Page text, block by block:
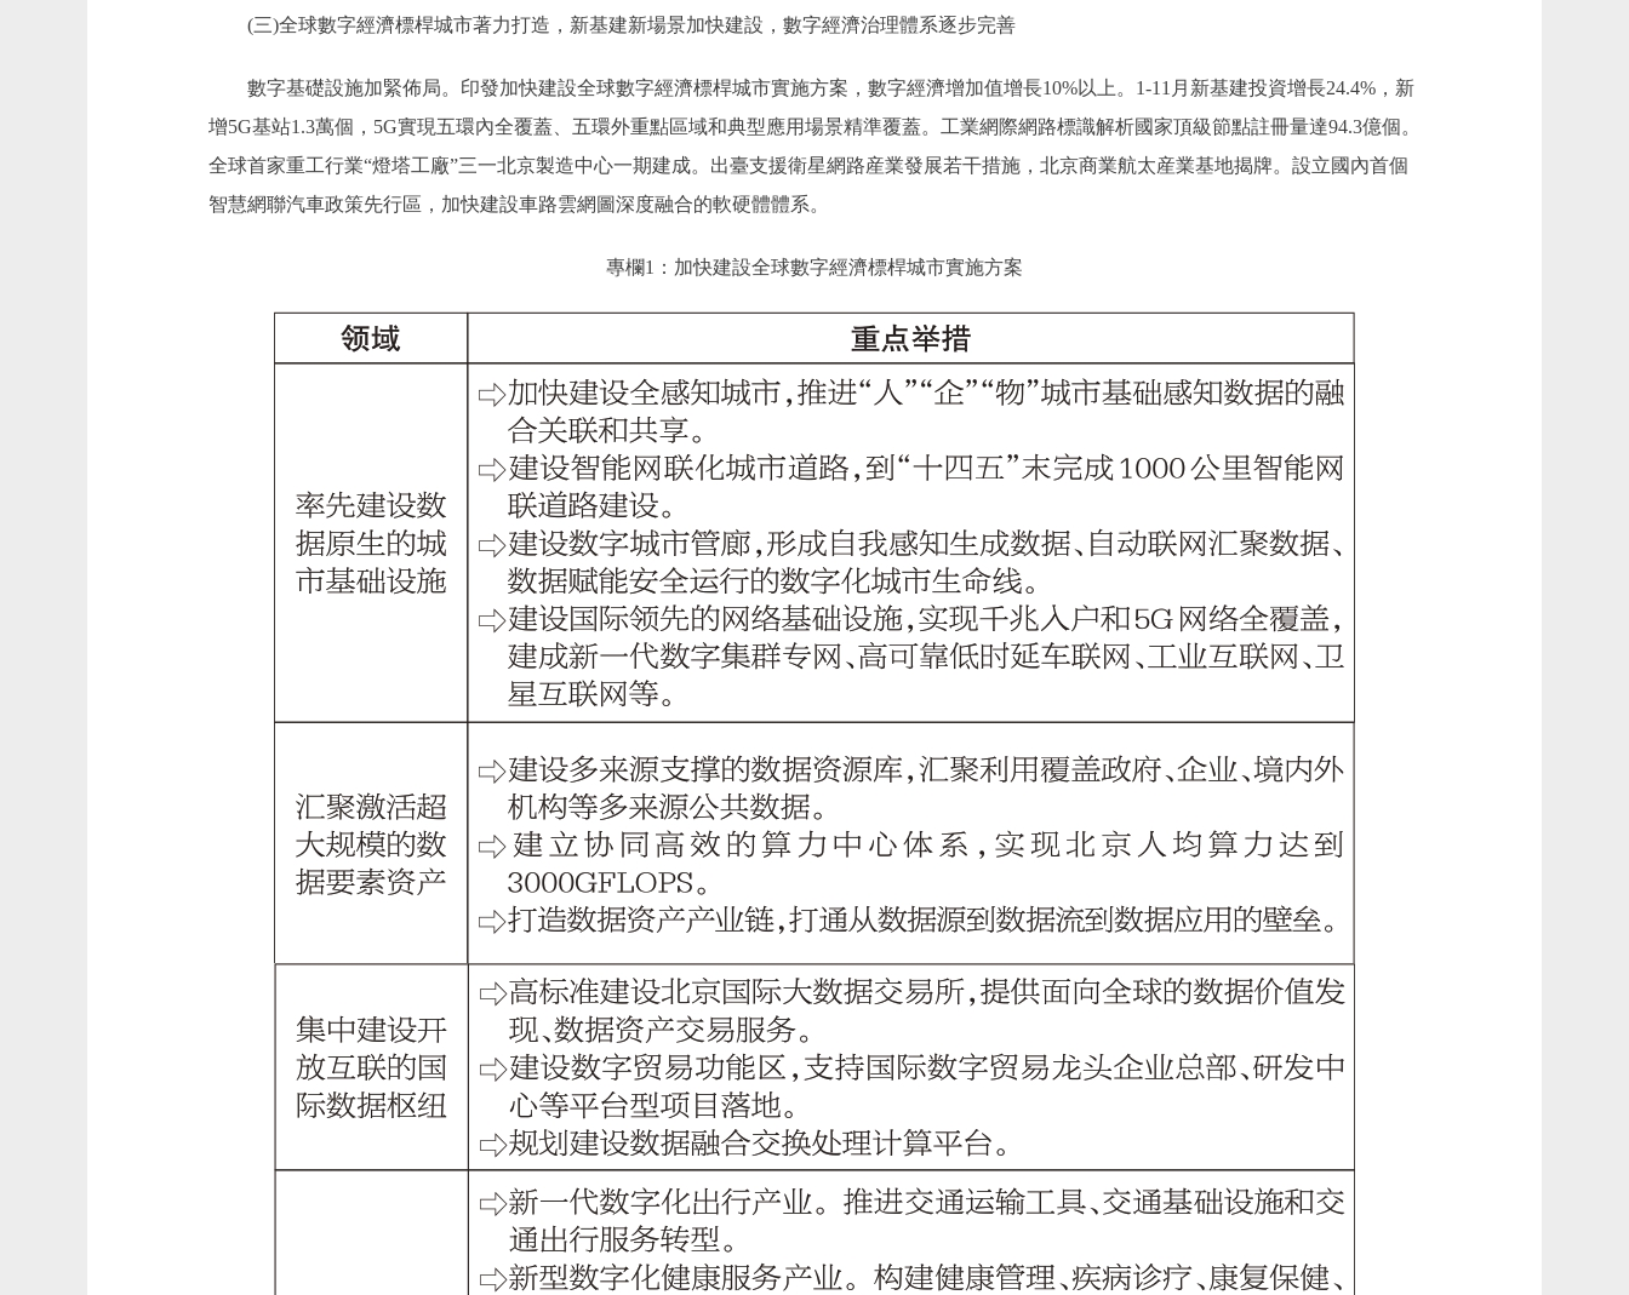
(三)全球數字經濟標桿城市著力打造，新基建新場景加快建設，數字經濟治理體系逐步完善
數字基礎設施加緊佈局。印發加快建設全球數字經濟標桿城市實施方案，數字經濟增加值增長10%以上。1-11月新基建投資增長24.4%，新
增5G基站1.3萬個，5G實現五環內全覆蓋、五環外重點區域和典型應用場景精準覆蓋。工業網際網路標識解析國家頂級節點註冊量達94.3億個。
全球首家重工行業“燈塔工廠”三一北京製造中心一期建成。出臺支援衛星網路産業發展若干措施，北京商業航太産業基地揭牌。設立國內首個
智慧網聯汽車政策先行區，加快建設車路雲網圖深度融合的軟硬體體系。
專欄1：加快建設全球數字經濟標桿城市實施方案